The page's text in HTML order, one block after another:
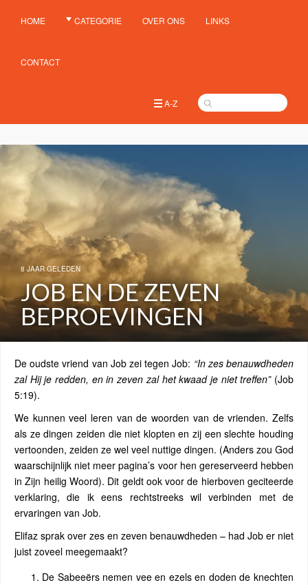
HOME CATEGORIE OVER ONS LINKS
CONTACT
A-Z
8 JAAR GELEDEN
JOB EN DE ZEVEN
BEPROEVINGEN
De oudste vriend van Job zei tegen Job: “In zes benauwdheden
zal Hij je redden, en in zeven zal het kwaad je niet treffen”(Job
5:19).
We kunnen veel leren van de woorden van de vrienden. Zelfs
als ze dingen zeiden die niet klopten en zij een slechte houding
vertoonden, zeiden ze wel veel nuttige dingen. (Anders zou God
waarschijnlijk niet meer pagina’s voor hen gereserveerd hebben
in Zijn heilig Woord). Dit geldt ook voor de hierboven geciteerde
verklaring, die ik eens rechtstreeks wil verbinden met de
ervaringen van Job.
Elifaz sprak over zes en zeven benauwdheden – had Job er niet
juist zoveel meegemaakt?
De Sabeeërs nemen vee en ezels en doden de knechten